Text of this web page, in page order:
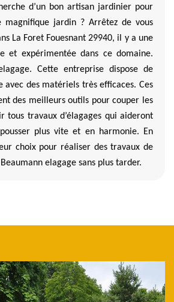
d’un bon artisan jardinier pour
magnifique jardin ? Arrêtez de vous
La Foret Fouesnant 29940, il y a une
et expérimentée dans ce domaine.
Cette entreprise dispose de
avec des matériels très efficaces. Ces
des meilleurs outils pour couper les
tous travaux d’élagages qui aideront
plus vite et en harmonie. En
choix pour réaliser des travaux de
elagage sans plus tarder.